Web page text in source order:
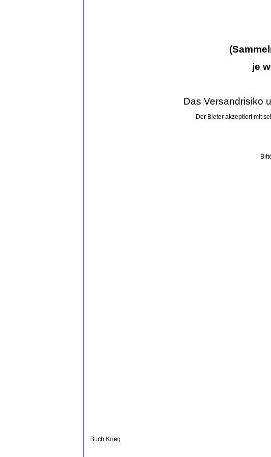
je
Das Versandrisiko
Der Bieter akzeptiert mit
Buch Krieg